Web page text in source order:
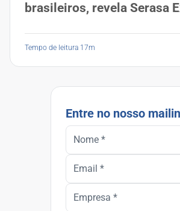
brasileiros, revela Serasa
Tempo de leitura 17m
Entre no nosso